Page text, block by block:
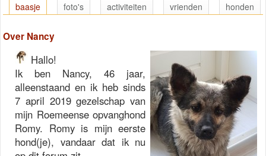
baasje foto's activiteiten vrienden honden
Over Nancy
Hallo!
Ik ben Nancy, 46 jaar,
alleenstaand en ik heb sinds
7 april 2019 gezelschap van
mijn Roemeense opvanghond
Romy. Romy is mijn eerste
hond(je), vandaar dat ik nu